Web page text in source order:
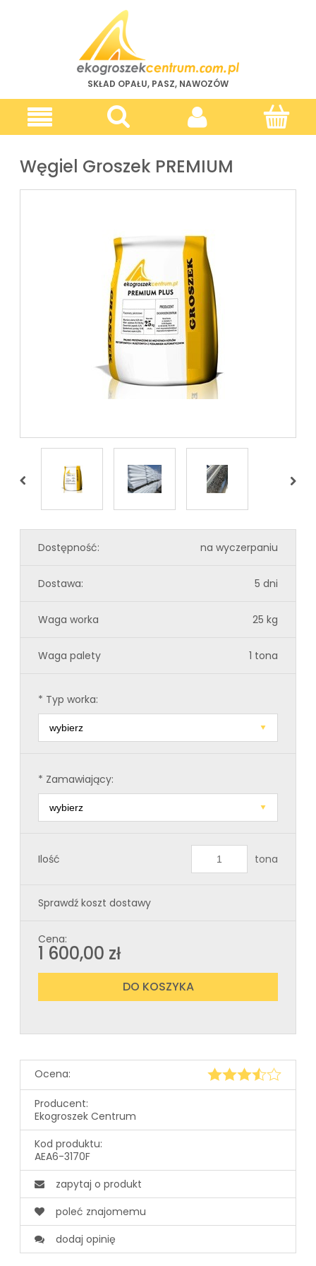
SKŁAD OPAŁU, PASZ, NAWOZÓW
Węgiel Groszek PREMIUM
Dostępność: na wyczerpaniu
Dostawa: 5 dni
Waga worka 25 kg
Waga palety 1 tona
* Typ worka:
* Zamawiający:
Ilość tona
Sprawdź koszt dostawy
Cena:
1 600,00 zł
DO KOSZYKA
Ocena:
Producent:
Ekogroszek Centrum
Kod produktu:
AEA6-3170F
zapytaj o produkt
poleć znajomemu
dodaj opinię